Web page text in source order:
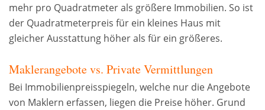
mehr pro Quadratmeter als größere Immobilien. So ist
der Quadratmeterpreis für ein kleines Haus mit
gleicher Ausstattung höher als für ein größeres.
Maklerangebote vs. Private Vermittlungen
Bei Immobilienpreisspiegeln, welche nur die Angebote
von Maklern erfassen, liegen die Preise höher. Grund